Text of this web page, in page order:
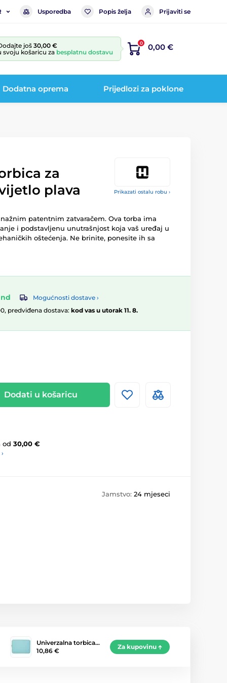
Usporedba Popis želja Prijaviti se
još 30,00 €
svoju košaricu za besplatnu dostavu
0 0,00 €
Dodatna oprema Prijedlozi za poklone
Prikazati ostalu robu ›
za
plava
patentnim zatvaračem. Ova torba ima
i podstavljenu unutrašnjost koja vaš uređaj u
oštećenja. Ne brinite, ponesite ih sa
Mogućnosti dostave ›
predviđena dostava: kod vas u utorak 11. 8.
Dodati u košaricu
od 30,00 €
Jamstvo: 24 mjeseci
Univerzalna torbica…
10,86 €
Za kupovinu